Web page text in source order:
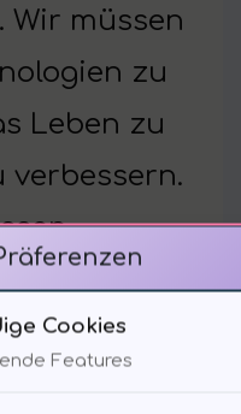
müssen
zu
Leben zu
verbessern.
mich,
Cookies
Features